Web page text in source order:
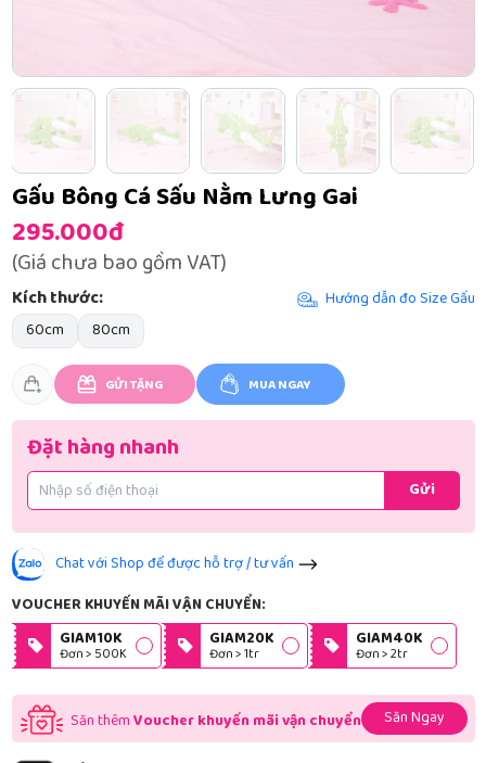
Gấu Bông Cá Sấu Nằm Lưng Gai
295.000đ
(Giá chưa bao gồm VAT)
Kích thước:
Hướng dẫn đo Size Gấu
60cm
80cm
GỬI TẶNG MUA NGAY
Đặt hàng nhanh
Gửi
Chat với Shop để được hỗ trợ / tư vấn
VOUCHER KHUYẾN MÃI VẬN CHUYỂN:
GIAM10K
Đơn > 500K
GIAM20K
Đơn > 1tr
GIAM40K
Đơn > 2tr
Săn thêmVoucher khuyến mãi vận chuyển Săn Ngay